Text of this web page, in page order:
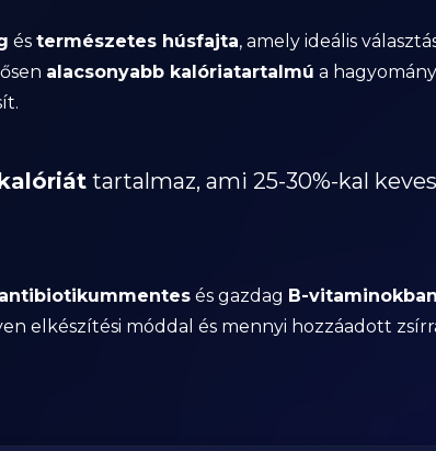
és természetes húsfajta, amely ideális
alacsonyabb kalóriatartalmú a
tartalmaz, ami 25-30%-kal
antibiotikummentes és gazdag B-vitaminokban
elkészítési móddal és mennyi hozzáadott